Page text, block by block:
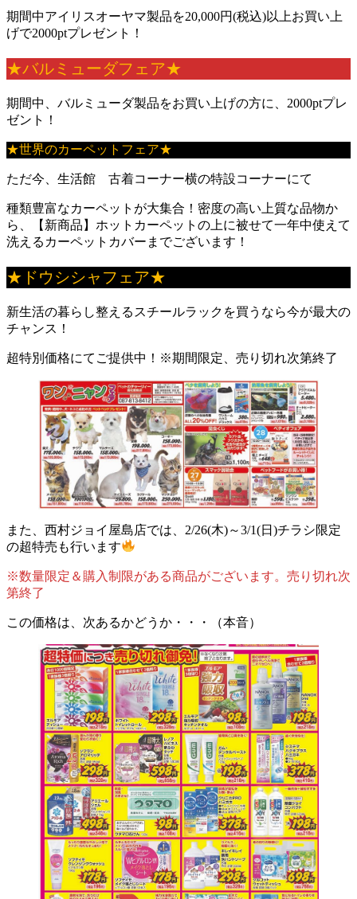
期間中アイリスオーヤマ製品を20,000円(税込)以上お買い上
げで2000ptプレゼント！
★バルミューダフェア★
期間中、バルミューダ製品をお買い上げの方に、2000ptプレ
ゼント！
★世界のカーペットフェア★
ただ今、生活館 古着コーナー横の特設コーナーにて
種類豊富なカーペットが大集合！密度の高い上質な品物か
ら、【新商品】ホットカーペットの上に被せて一年中使えて
洗えるカーペットカバーまでございます！
★ドウシシャフェア★
新生活の暮らし整えるスチールラックを買うなら今が最大の
チャンス！
超特別価格にてご提供中！※期間限定、売り切れ次第終了
また、西村ジョイ屋島店では、2/26(木)～3/1(日)チラシ限定
の超特売も行います
※数量限定＆購入制限がある商品がございます。売り切れ次
第終了
この価格は、次あるかどうか・・・（本音）